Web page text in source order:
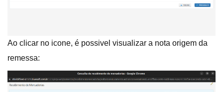
Ao clicar no icone, é possivel visualizar a nota origem da
remessa: